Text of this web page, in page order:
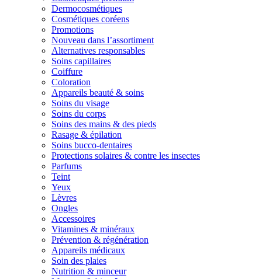
Dermocosmétiques
Cosmétiques coréens
Promotions
Nouveau dans l’assortiment
Alternatives responsables
Soins capillaires
Coiffure
Coloration
Appareils beauté & soins
Soins du visage
Soins du corps
Soins des mains & des pieds
Rasage & épilation
Soins bucco-dentaires
Protections solaires & contre les insectes
Parfums
Teint
Yeux
Lèvres
Ongles
Accessoires
Vitamines & minéraux
Prévention & régénération
Appareils médicaux
Soin des plaies
Nutrition & minceur